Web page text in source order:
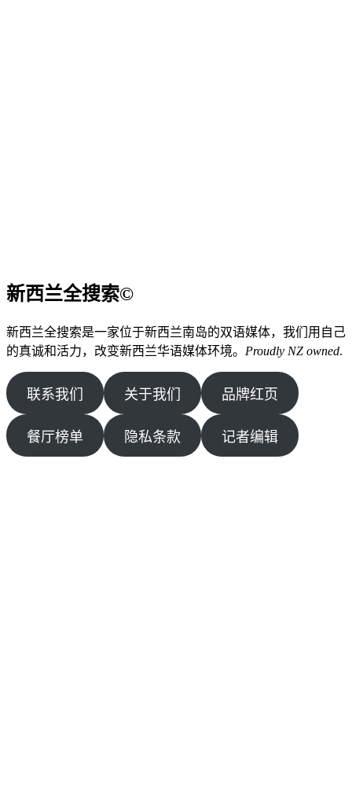
新西兰全搜索©
新西兰全搜索是一家位于新西兰南岛的双语媒体，我们用自己
的真诚和活力，改变新西兰华语媒体环境。 Proudly NZ owned.
联系我们 关于我们 品牌红页
餐厅榜单 隐私条款 记者编辑